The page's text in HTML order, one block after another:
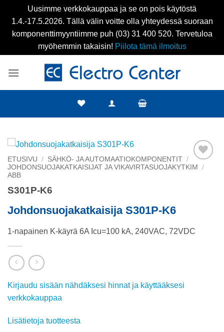
Uusimme verkkokauppaa ja se on pois käytöstä
1.4.-17.5.2026. Tällä välin voitte olla yhteydessä suoraan
komponenttimyyntiimme puh (03) 31 400 520. Tervetuloa
myöhemmin takaisin! Piilota tämä ilmoitus
Add to
ETUSIVU / SÄHKÖ- JA AUTOMAATIOKOMPONENTIT /
JOHDONSUOJAKATKAISIJAT JA VIKAVIRTASUOJAKYTKIM
/
ABB
S301P-K6
Johdonsuojakatkaisija S301P-K6
1-napainen K-käyrä 6A Icu=100 kA, 240VAC, 72VDC
Kirjaudu sisään nähdäksesi hinnat ja käyttääksesi
verkkokauppaa
Lisätietoja tuotteesta